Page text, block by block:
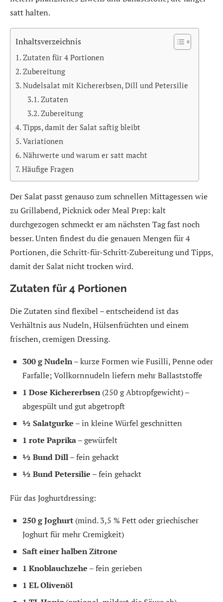
satt halten.
Inhaltsverzeichnis
Zutaten für 4 Portionen
Zubereitung
Nudelsalat mit Kichererbsen, Dill und Petersilie
Zutaten
Zubereitung
Tipps, damit der Salat saftig bleibt
Variationen
Nährwerte und warum er satt macht
Häufige Fragen
Der Salat passt genauso zum schnellen Mittagessen wie
zu Grillabend, Picknick oder Meal Prep: kalt
durchgezogen schmeckt er am nächsten Tag fast noch
besser. Unten findest du die genauen Mengen für 4
Portionen, die Schritt-für-Schritt-Zubereitung und Tipps,
damit der Salat nicht trocken wird.
Zutaten für 4 Portionen
Die Zutaten sind flexibel – entscheidend ist das
Verhältnis aus Nudeln, Hülsenfrüchten und einem
frischen, cremigen Dressing.
300 g Nudeln– kurze Formen wie Fusilli, Penne oder
Farfalle; Vollkornnudeln liefern mehr Ballaststoffe
1 Dose Kichererbsen (250 g Abtropfgewicht) –
abgespült und gut abgetropft
½ Salatgurke – in kleine Würfel geschnitten
1 rote Paprika– gewürfelt
½ Bund Dill– fein gehackt
½ Bund Petersilie – fein gehackt
Für das Joghurtdressing:
250 g Joghurt (mind. 3,5 % Fett oder griechischer
Joghurt für mehr Cremigkeit)
Saft einer halben Zitrone
1 Knoblauchzehe – fein gerieben
1 EL Olivenöl